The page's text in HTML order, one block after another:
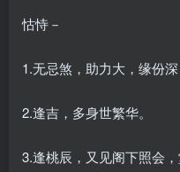
怙恃－
1.无忌煞，助力大，缘份深
2.逢吉，多身世繁华。
3.逢桃辰，又见阁下照会